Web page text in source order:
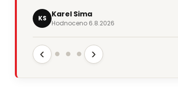
KS Karel Sima
Hodnoceno 6.8.2026
‹ ›